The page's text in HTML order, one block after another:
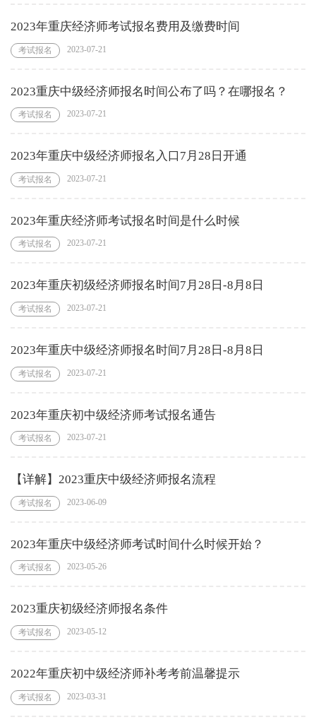
2023年重庆经济师考试报名费用及缴费时间
考试报名 2023-07-21
2023重庆中级经济师报名时间公布了吗？在哪报名？
考试报名 2023-07-21
2023年重庆中级经济师报名入口7月28日开通
考试报名 2023-07-21
2023年重庆经济师考试报名时间是什么时候
考试报名 2023-07-21
2023年重庆初级经济师报名时间7月28日-8月8日
考试报名 2023-07-21
2023年重庆中级经济师报名时间7月28日-8月8日
考试报名 2023-07-21
2023年重庆初中级经济师考试报名通告
考试报名 2023-07-21
【详解】2023重庆中级经济师报名流程
考试报名 2023-06-09
2023年重庆中级经济师考试时间什么时候开始？
考试报名 2023-05-26
2023重庆初级经济师报名条件
考试报名 2023-05-12
2022年重庆初中级经济师补考考前温馨提示
考试报名 2023-03-31